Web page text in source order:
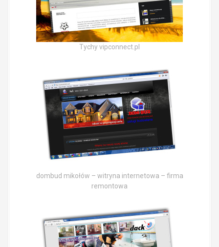
Tychy vipconnect.pl
dombud mikołów – witryna internetowa – firma
remontowa